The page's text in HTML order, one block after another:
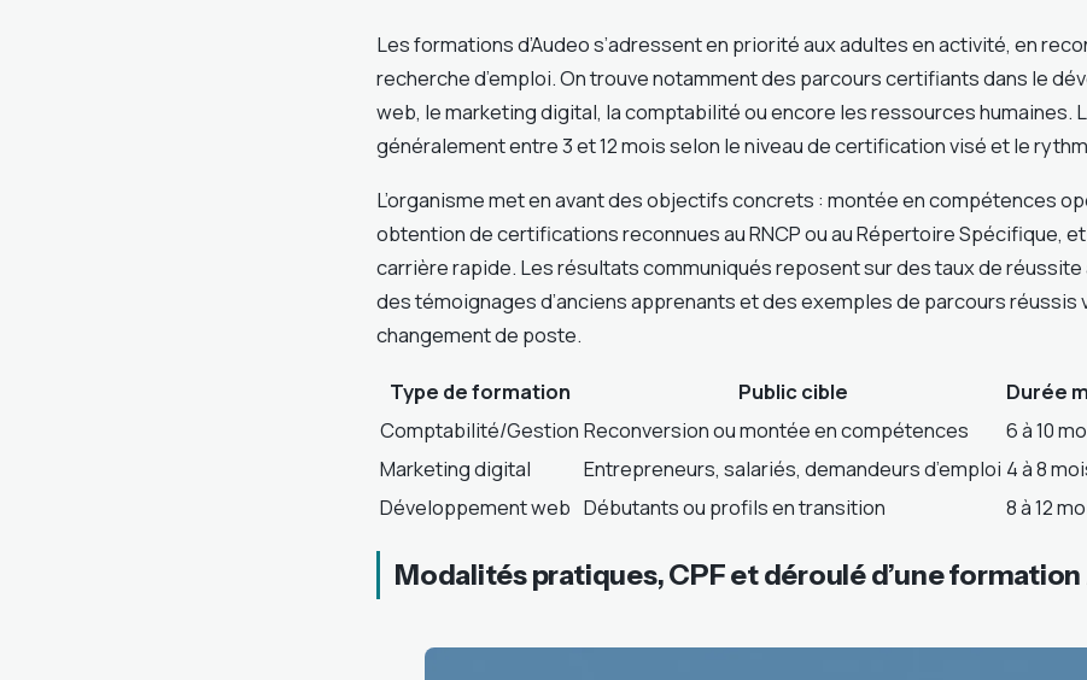
Les formations d’Audeo s’adressent en priorité aux adultes en activité, en
recherche d’emploi. On trouve notamment des parcours certifiants dans le
web, le marketing digital, la comptabilité ou encore les ressources humaines.
généralement entre 3 et 12 mois selon le niveau de certification visé et le
L’organisme met en avant des objectifs concrets : montée en compétences
obtention de certifications reconnues au RNCP ou au Répertoire Spécifique,
carrière rapide. Les résultats communiqués reposent sur des taux de réussite
des témoignages d’anciens apprenants et des exemples de parcours réussis
changement de poste.
Type de formation Public cible
Durée
Comptabilité/Gestion Reconversion ou montée en compétences
6 à 10
Marketing digital
Entrepreneurs, salariés, demandeurs d’emploi 4 à 8
Développement web Débutants ou profils en transition 8 à 12
Modalités pratiques, CPF et déroulé d’une